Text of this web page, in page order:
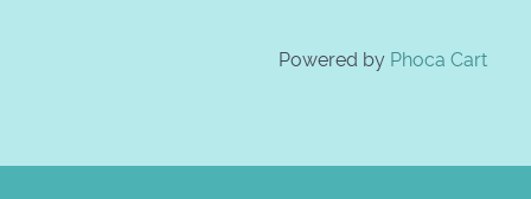
Powered by Phoca Cart